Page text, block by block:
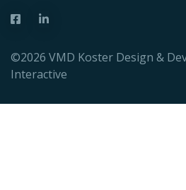
©2026 VMD Koster Design &
Interactive